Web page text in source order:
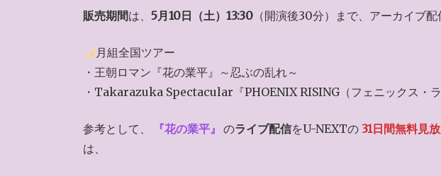
販売期間は、 5月10日（土）13:30 （開演後30分）まで、アーカイブ
月組全国ツアー
・王朝ロマン『花の業平』～忍ぶの乱れ～
・Takarazuka Spectacular『PHOENIX RISING（フェニックス・
参考として、 『花の業平』 のライブ配信をU-NEXTの 31日間無料見
は、